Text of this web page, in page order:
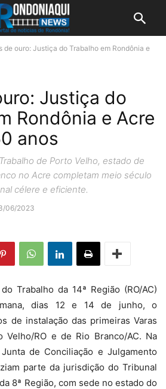
de ouro: Justiça do Trabalho em Rondônia e
Justiça do
Rondônia e Acre
anos
de Porto Velho, estado de
no Acre completam meio século
célere e eficiente.
06/2023
Trabalho da 14ª Região (RO/AC)
dias 12 e 14 de junho, o
de instalação das primeiras Varas
Velho/RO e de Rio Branco/AC. Na
de Conciliação e Julgamento
parte da jurisdição do Tribunal
8ª Região, com sede no estado do